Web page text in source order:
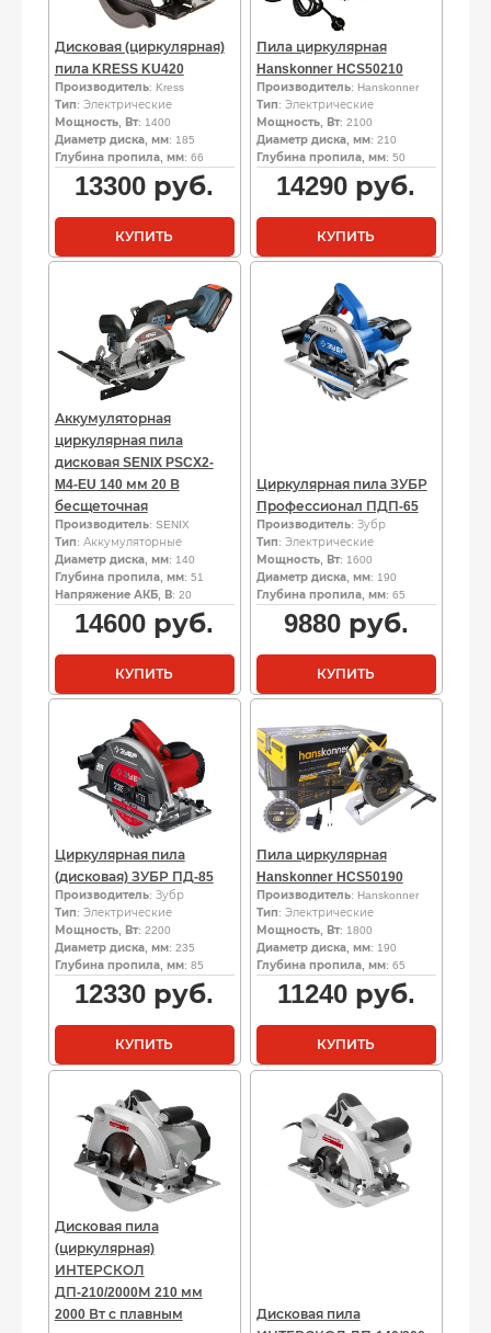
Дисковая (циркулярная)
пила KRESS KU420
Производитель: Kress
Тип: Электрические
Мощность, Вт: 1400
Диаметр диска, мм: 185
Глубина пропила, мм: 66
13300 руб.
КУПИТЬ
Пила циркулярная
Hanskonner HCS50210
Производитель: Hanskonner
Тип: Электрические
Мощность, Вт: 2100
Диаметр диска, мм: 210
Глубина пропила, мм: 50
14290 руб.
КУПИТЬ
Аккумуляторная
циркулярная пила
дисковая SENIX PSCX2-
M4-EU 140 мм 20 В
бесщеточная
Производитель: SENIX
Тип: Аккумуляторные
Диаметр диска, мм: 140
Глубина пропила, мм: 51
Напряжение АКБ, В: 20
14600 руб.
КУПИТЬ
Циркулярная пила ЗУБР
Профессионал ПДП-65
Производитель: Зубр
Тип: Электрические
Мощность, Вт: 1600
Диаметр диска, мм: 190
Глубина пропила, мм: 65
9880руб.
КУПИТЬ
Циркулярная пила
(дисковая) ЗУБР ПД-85
Производитель: Зубр
Тип: Электрические
Мощность, Вт: 2200
Диаметр диска, мм: 235
Глубина пропила, мм: 85
12330 руб.
КУПИТЬ
Пила циркулярная
Hanskonner HCS50190
Производитель: Hanskonner
Тип: Электрические
Мощность, Вт: 1800
Диаметр диска, мм: 190
Глубина пропила, мм: 65
11240руб.
КУПИТЬ
Дисковая пила
(циркулярная)
ИНТЕРСКОЛ
ДП-210/2000М 210 мм
2000 Вт с плавным
Дисковая пила